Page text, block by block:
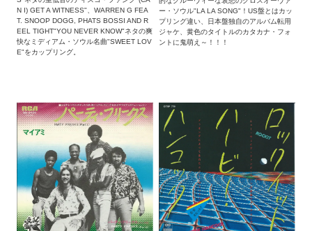
N I) GET A WITNESS"、WARREN G FEA
T. SNOOP DOGG, PHATS BOSSI AND R
EEL TIGHT"YOU NEVER KNOW"ネタの爽
快なミディアム・ソウル名曲"SWEET LOV
E"をカップリング。
ー・ソウル"LA LA SONG"！US盤とはカッ
プリング違い、日本盤独自のアルバム転用
ジャケ、黄色のタイトルのカタカナ・フォ
ントに鬼萌え～！！！